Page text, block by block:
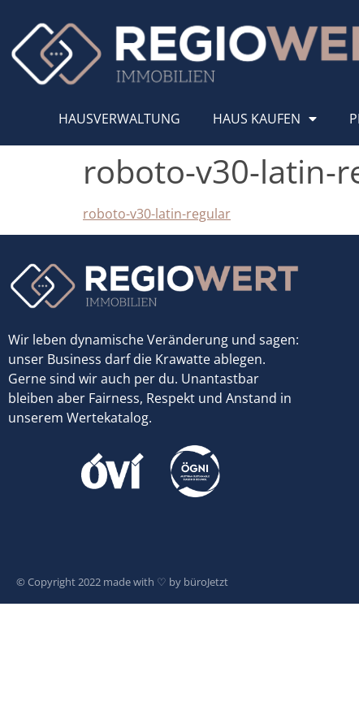
HAUSVERWALTUNG HAUS KAUFEN
roboto-v30-latin-
roboto-v30-latin-regular
Wir leben dynamische Veränderung und sagen:
unser Business darf die Krawatte ablegen.
Gerne sind wir auch per du. Unantastbar
bleiben aber Fairness, Respekt und Anstand in
unserem Wertekatalog.
© Copyright 2022 made with ♡ by büroJetzt